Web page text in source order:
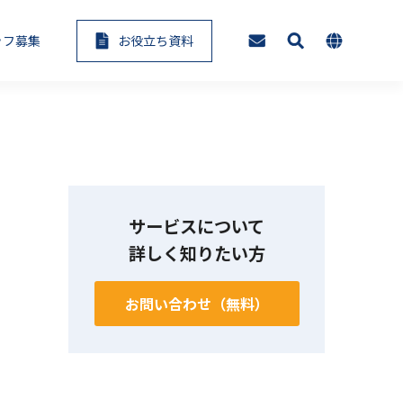
生成AIコンサルテーション
募集 お役立ち資料
サービスについて
詳しく知りたい方
お問い合わせ（無料）